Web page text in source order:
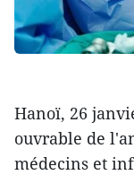
Hanoï, 26
ouvrable de
médecins et